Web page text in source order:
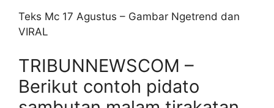
Teks Mc 17 Agustus – Gambar Ngetrend dan
VIRAL
TRIBUNNEWSCOM –
Berikut contoh pidato